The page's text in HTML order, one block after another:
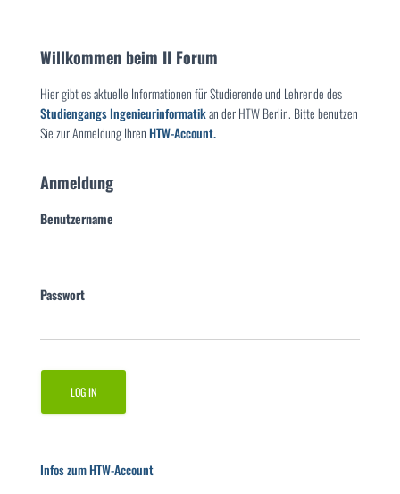
Willkommen beim II Forum
Hier gibt es aktuelle Informationen für Studierende und Lehrende des
Studiengangs Ingenieurinformatikan der HTW Berlin. Bitte benutzen
Sie zur Anmeldung IhrenHTW-Account.
Anmeldung
Benutzername
Passwort
Infos zum HTW-Account